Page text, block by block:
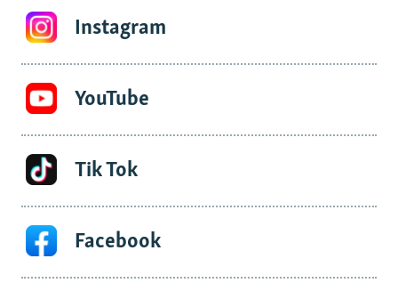
Instagram
YouTube
Tik Tok
Facebook